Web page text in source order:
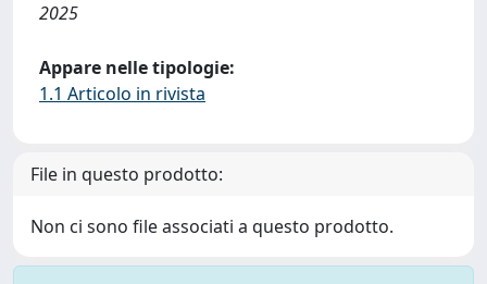
2025
Appare nelle tipologie:
1.1 Articolo in rivista
File in questo prodotto:
Non ci sono file associati a questo prodotto.